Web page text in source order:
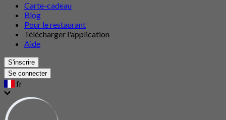
Carte-cadeau
Blog
Pour le restaurant
Télécharger l'application
Aide
S'inscrire
Se connecter
fr